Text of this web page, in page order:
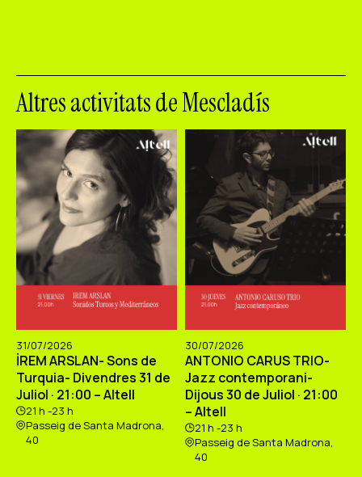
Altres activitats de Mescladís
31/07/2026
İREM ARSLAN- Sons de
Turquia- Divendres 31 de
Juliol · 21:00 – Altell
21 h -23 h
Passeig de Santa Madrona,
40
30/07/2026
ANTONIO CARUS TRIO-
Jazz contemporani-
Dijous 30 de Juliol · 21:00
– Altell
21 h -23 h
Passeig de Santa Madrona,
40